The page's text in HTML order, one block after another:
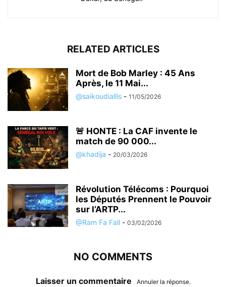
RELATED ARTICLES
Mort de Bob Marley : 45 Ans
Après, le 11 Mai...
@saikoudiallis - 11/05/2026
🚨 HONTE : La CAF invente le
match de 90 000...
@khadija - 20/03/2026
Révolution Télécoms : Pourquoi
les Députés Prennent le Pouvoir
sur l’ARTP...
@Ram Fa Fall - 03/02/2026
NO COMMENTS
Laisser un commentaire Annuler la réponse.